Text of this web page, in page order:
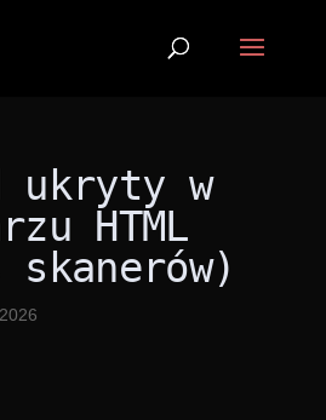
ukryty w
HTML
skanerów)